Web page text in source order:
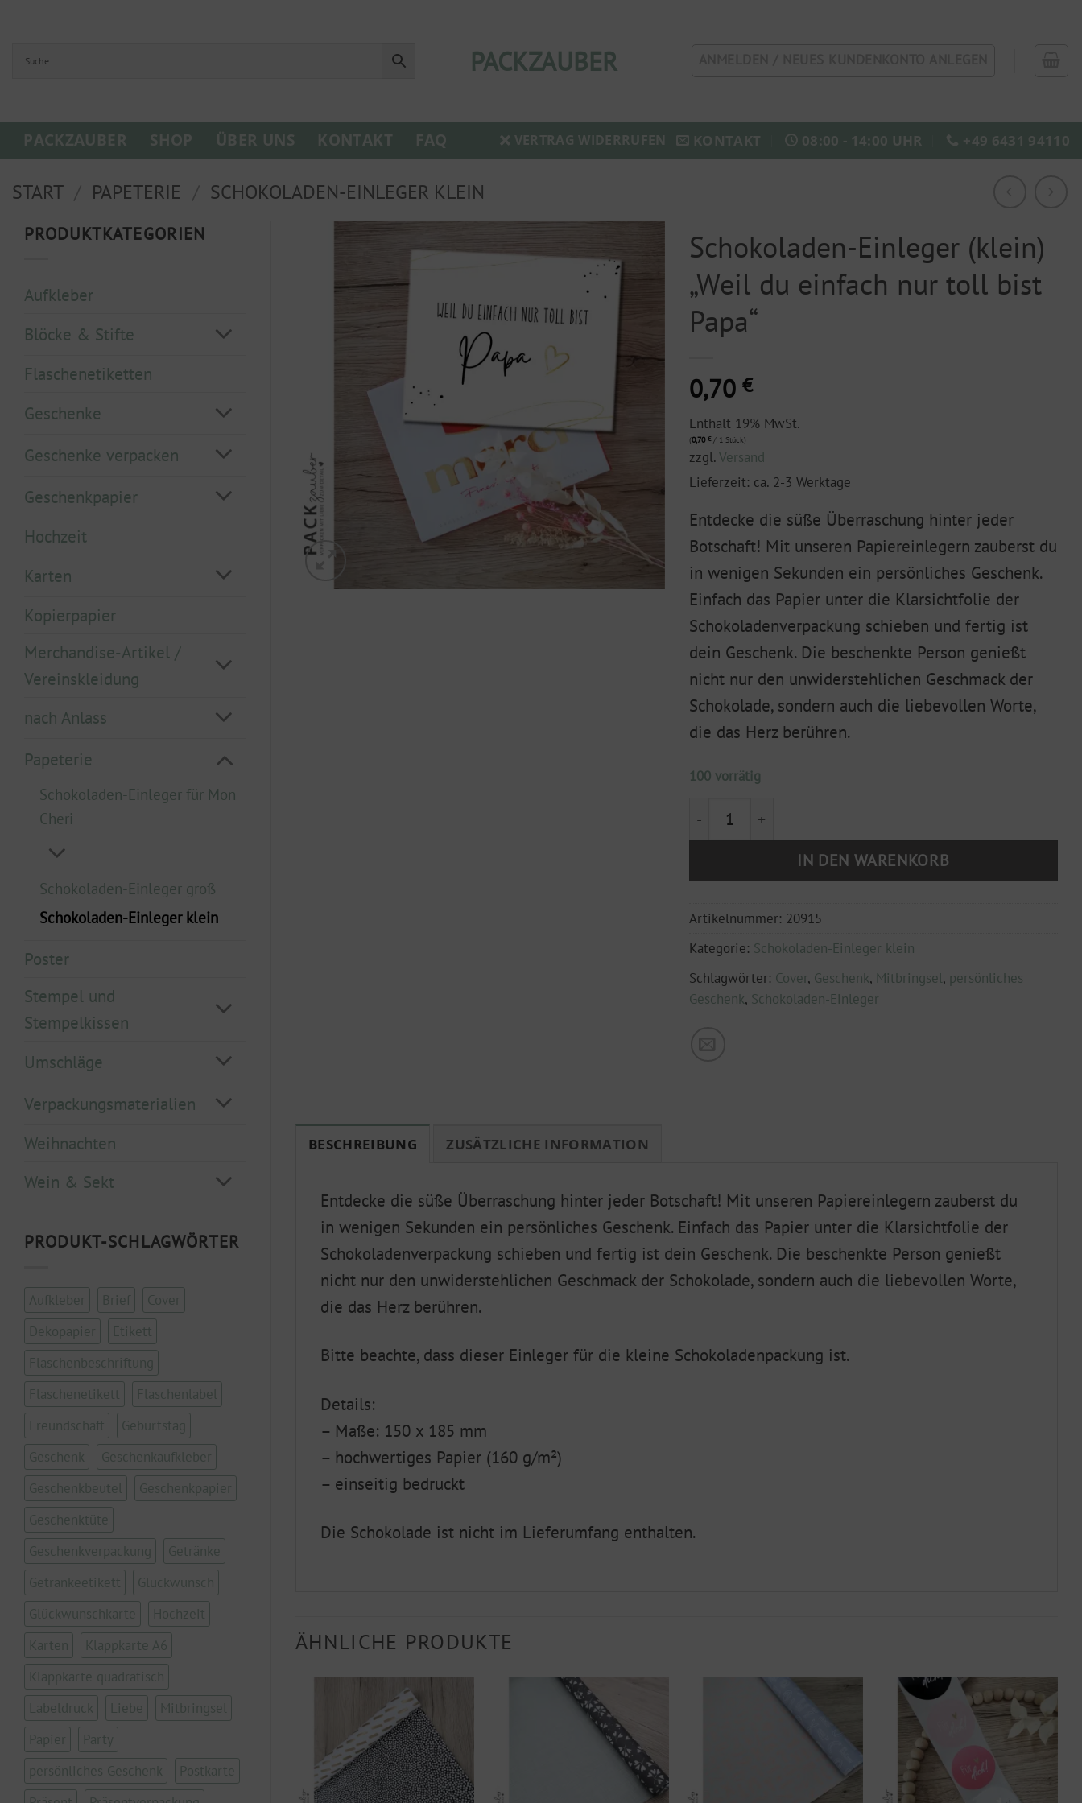
springen
PACKZAUBER
PACKZAUBER SHOP ÜBER UNS KONTAKT FAQ VERTRAG WIDERRUFEN KONTAKT 08:00 - 14:00 UHR +49 6431 94110
START PAPETERIE SCHOKOLADEN-EINLEGER KLEIN
PRODUKTKATEGORIEN
Aufkleber
Blöcke & Stifte
Flaschenetiketten
Geschenke
Geschenke verpacken
Geschenkpapier
Hochzeit
Karten
Kopierpapier
Merchandise-Artikel /
Vereinskleidung
nach Anlass
Papeterie
Schokoladen-Einleger für Mon
Cheri
Schokoladen-Einleger groß
Schokoladen-Einleger klein
Poster
Stempel und
Stempelkissen
Umschläge
Verpackungsmaterialien
Weihnachten
Wein & Sekt
PRODUKT-SCHLAGWÖRTER
Aufkleber Brief
Cover
Dekopapier
Etikett
Flaschenbeschriftung
Flaschenetikett
Flaschenlabel
Freundschaft
Geburtstag
Geschenk
Geschenkaufkleber
Geschenkbeutel
Geschenkpapier
Geschenktüte
Geschenkverpackung
Getränke
Getränkeetikett
Glückwunsch
Glückwunschkarte
Hochzeit
Karten
Klappkarte A6
Klappkarte quadratisch
Labeldruck
Liebe
Mitbringsel
Papier
Party
persönliches Geschenk
Postkarte
Schokoladen-Einleger (klein)
„Weil du einfach nur toll bist
Papa“
0,70 €
Enthält 19% MwSt.
(0,70 €/ 1 Stück)
zzgl.Versand
Lieferzeit: ca. 2-3 Werktage
Entdecke die süße Überraschung hinter jeder
Botschaft! Mit unseren Papiereinlegern zauberst du
in wenigen Sekunden ein persönliches Geschenk.
Einfach das Papier unter die Klarsichtfolie der
Schokoladenverpackung schieben und fertig ist
dein Geschenk. Die beschenkte Person genießt
nicht nur den unwiderstehlichen Geschmack der
Schokolade, sondern auch die liebevollen Worte,
die das Herz berühren.
100 vorrätig
Schokoladen-Einleger (klein) "Weil du einfach nur toll bist
IN DEN WARENKORB
Artikelnummer: 20915
Kategorie: Schokoladen-Einleger klein
Schlagwörter: Cover, Geschenk, Mitbringsel, persönliches
Geschenk, Schokoladen-Einleger
BESCHREIBUNG ZUSÄTZLICHE INFORMATION
Entdecke die süße Überraschung hinter jeder Botschaft! Mit unseren Papiereinlegern zauberst du
in wenigen Sekunden ein persönliches Geschenk. Einfach das Papier unter die Klarsichtfolie der
Schokoladenverpackung schieben und fertig ist dein Geschenk. Die beschenkte Person genießt
nicht nur den unwiderstehlichen Geschmack der Schokolade, sondern auch die liebevollen Worte,
die das Herz berühren.
Bitte beachte, dass dieser Einleger für die kleine Schokoladenpackung ist.
Details:
– Maße: 150 x 185 mm
– hochwertiges Papier (160 g/m²)
– einseitig bedruckt
Die Schokolade ist nicht im Lieferumfang enthalten.
ÄHNLICHE PRODUKTE